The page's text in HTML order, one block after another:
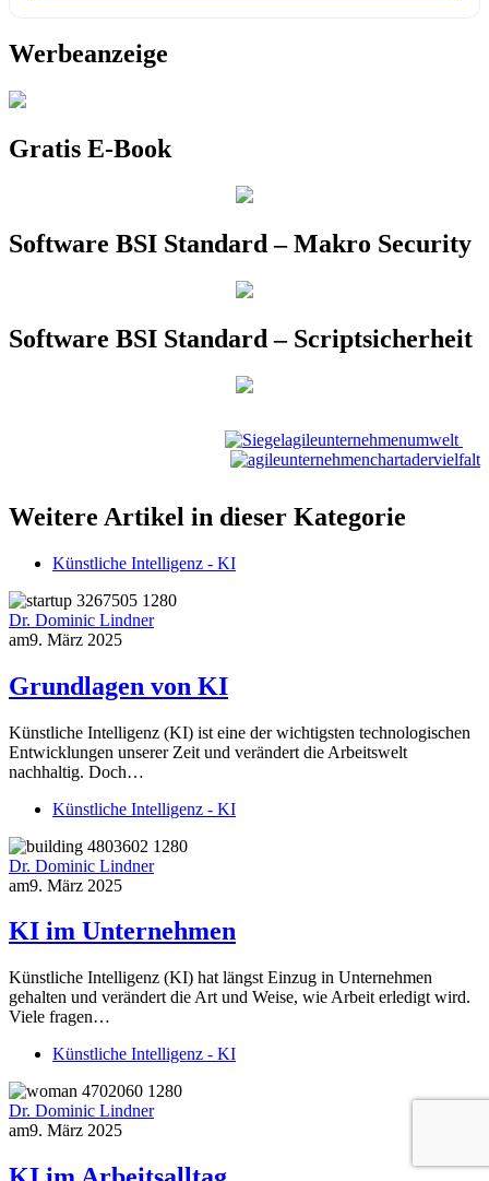
Werbeanzeige
Gratis E-Book
Software BSI Standard – Makro Security
Software BSI Standard – Scriptsicherheit
Weitere Artikel in dieser Kategorie
Künstliche Intelligenz - KI
Dr. Dominic Lindner
am9. März 2025
Grundlagen von KI
Künstliche Intelligenz (KI) ist eine der wichtigsten technologischen
Entwicklungen unserer Zeit und verändert die Arbeitswelt
nachhaltig. Doch…
Künstliche Intelligenz - KI
Dr. Dominic Lindner
am9. März 2025
KI im Unternehmen
Künstliche Intelligenz (KI) hat längst Einzug in Unternehmen
gehalten und verändert die Art und Weise, wie Arbeit erledigt wird.
Viele fragen…
Künstliche Intelligenz - KI
Dr. Dominic Lindner
am9. März 2025